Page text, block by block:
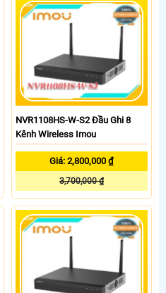
NVR1108HS-W-S2 Đầu Ghi 8
Kênh Wireless Imou
Giá: 2,800,000 ₫
3,700,000 ₫